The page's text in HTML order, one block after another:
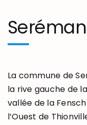
La commune de
la rive gauche de
vallée de la
l’Ouest de